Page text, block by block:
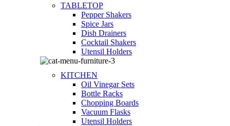
TABLETOP
Pepper Shakers
Spice Jars
Dish Drainers
Сocktail Shakers
Utensil Holders
KITCHEN
Oil Vinegar Sets
Bottle Racks
Chopping Boards
Vacuum Flasks
Utensil Holders